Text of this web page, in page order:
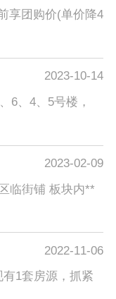
享团购价(单价降4
2023-10-14
6、4、5号楼，
2023-02-09
临街铺 板块内**
2022-11-06
1套房源，抓紧